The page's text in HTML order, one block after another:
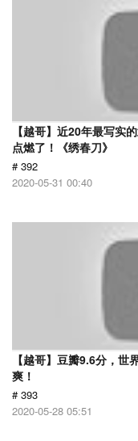
【越哥】近20年最写实
点燃了！《绣春刀》
# 392
2020-05-31 00:40
【越哥】豆瓣9.6分，世
爽！
# 393
2020-05-28 05:51